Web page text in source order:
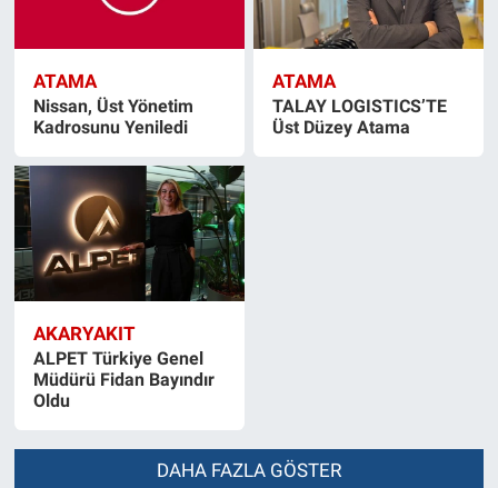
ATAMA
Nissan, Üst Yönetim
Kadrosunu Yeniledi
ATAMA
TALAY LOGISTICS’TE
Üst Düzey Atama
AKARYAKIT
ALPET Türkiye Genel
Müdürü Fidan Bayındır
Oldu
DAHA FAZLA GÖSTER